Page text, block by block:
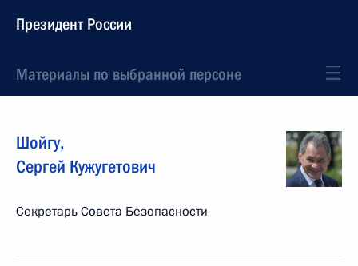
Президент России
Материалы по выбранной персоне
Шойгу,
Сергей Кужугетович
Секретарь Совета Безопасности